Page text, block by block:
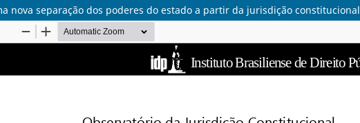
nova separação dos poderes do estado a partir da jurisdição constitucional